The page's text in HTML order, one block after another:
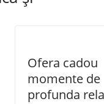
Ofera cadou
momente de
profunda